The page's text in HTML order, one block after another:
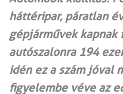
háttéripar, páratlan
gépjárművek kapnak
autószalonra 194
idén ez a szám jóval
figyelembe véve az